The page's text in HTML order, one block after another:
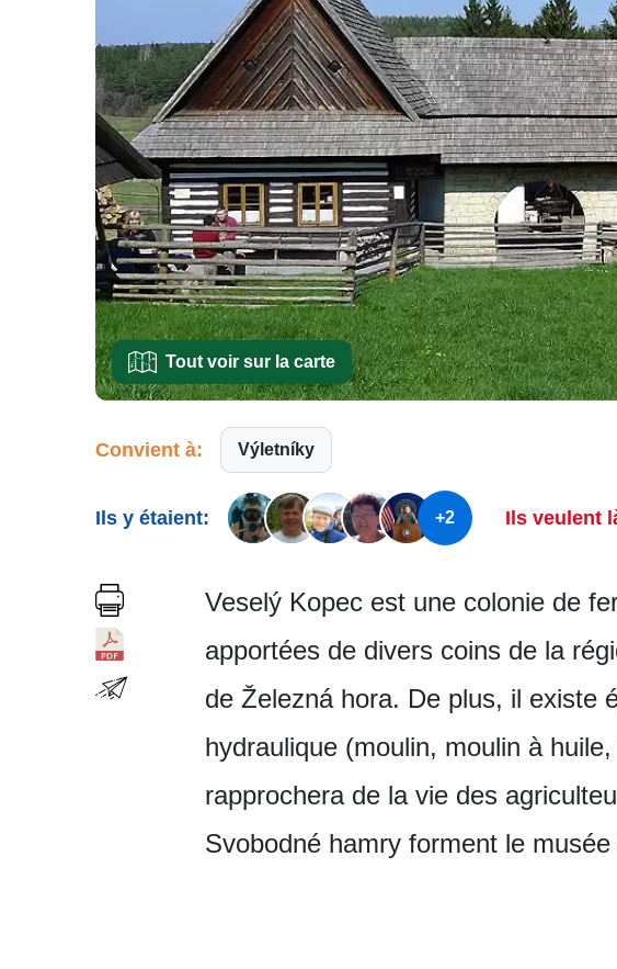
Tout voir sur la carte
Convient à: Výletníky
Ils y étaient: +2 Ils veulent
Veselý Kopec est une colonie de
apportées de divers coins de la
de Železná hora. De plus, il existe
hydraulique (moulin, moulin à
rapprochera de la vie des
Svobodné hamry forment le